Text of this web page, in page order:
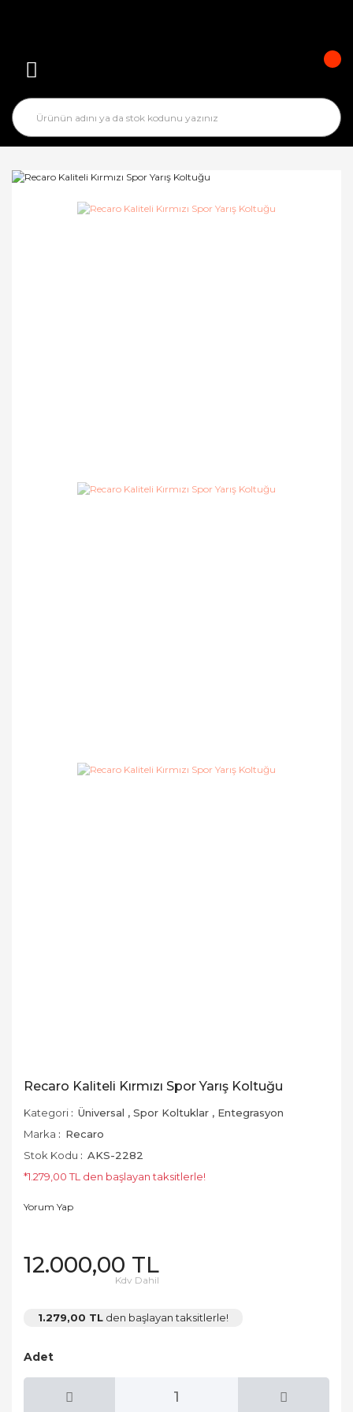
Recaro Kaliteli Kırmızı Spor Yarış Koltuğu
Kategori Üniversal , Spor Koltuklar , Entegrasyon
Marka
Recaro
Stok Kodu
AKS-2282
*1.279,00 TL den başlayan taksitlerle!
Yorum Yap
12.000,00 TL
Kdv Dahil
1.279,00 TL den başlayan taksitlerle!
Adet